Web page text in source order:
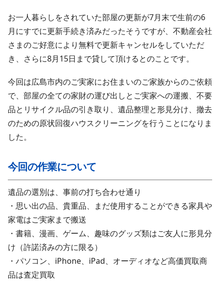
お一人暮らしをされていた部屋の更新が7月末で生前の6
月にすでに更新手続き済みだったそうですが、不動産会社
さまのご好意により無料で更新キャンセルをしていただ
き、さらに8月15日まで貸して頂けるとのことです。
今回は広島市内のご実家にお住まいのご家族からのご依頼
で、部屋の全ての家財の運び出しとご実家への運搬、不要
品とリサイクル品の引き取り、遺品整理と形見分け、撤去
のための原状回復ハウスクリーニングを行うことになりま
した。
今回の作業について
遺品の選別は、事前の打ち合わせ通り
・思い出の品、貴重品、まだ使用することができる家具や
家電はご実家まで搬送
・書籍、漫画、ゲーム、趣味のグッズ類はご友人に形見分
け（許諾済みの方に限る）
・パソコン、iPhone、iPad、オーディオなど高価買取商
品は査定買取